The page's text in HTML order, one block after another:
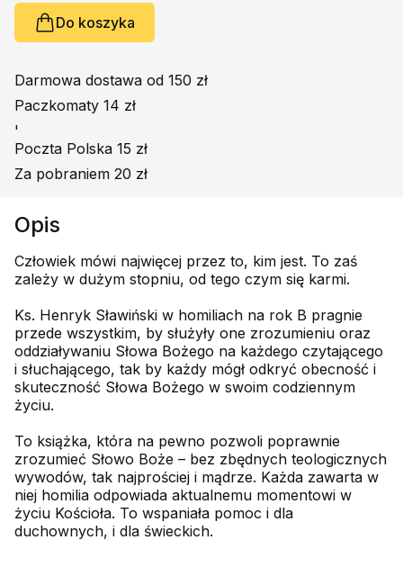
Do koszyka
Darmowa dostawa od 150 zł
Paczkomaty 14 zł
'
Poczta Polska 15 zł
Za pobraniem 20 zł
Opis
Człowiek mówi najwięcej przez to, kim jest. To zaś
zależy w dużym stopniu, od tego czym się karmi.
Ks. Henryk Sławiński w homiliach na rok B pragnie
przede wszystkim, by służyły one zrozumieniu oraz
oddziaływaniu Słowa Bożego na każdego czytającego
i słuchającego, tak by każdy mógł odkryć obecność i
skuteczność Słowa Bożego w swoim codziennym
życiu.
To książka, która na pewno pozwoli poprawnie
zrozumieć Słowo Boże – bez zbędnych teologicznych
wywodów, tak najprościej i mądrze. Każda zawarta w
niej homilia odpowiada aktualnemu momentowi w
życiu Kościoła. To wspaniała pomoc i dla
duchownych, i dla świeckich.